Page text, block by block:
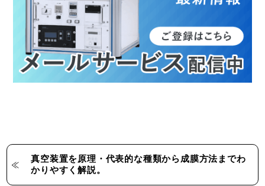
真空装置を原理・代表的な種類から成膜方法までわ
かりやすく解説。